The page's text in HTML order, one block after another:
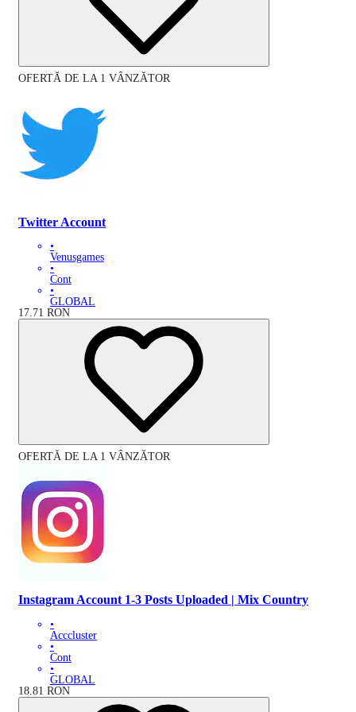
OFERTĂ DE LA 1 VÂNZĂTOR
Twitter Account
•
Venusgames
•
Cont
•
GLOBAL
17.71 RON
OFERTĂ DE LA 1 VÂNZĂTOR
Instagram Account 1-3 Posts Uploaded | Mix Country
•
Acccluster
•
Cont
•
GLOBAL
18.81 RON